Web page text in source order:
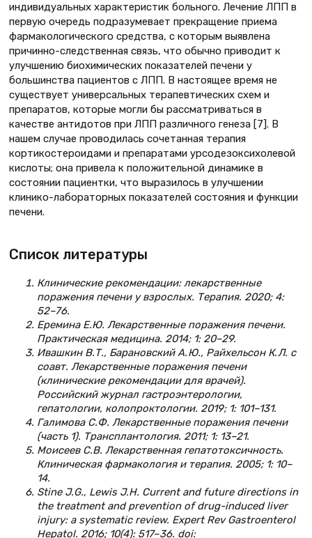
индивидуальных характеристик больного. Лечение ЛПП в
первую очередь подразумевает прекращение приема
фармакологического средства, с которым выявлена
причинно-следственная связь, что обычно приводит к
улучшению биохимических показателей печени у
большинства пациентов с ЛПП. В настоящее время не
существует универсальных терапевтических схем и
препаратов, которые могли бы рассматриваться в
качестве антидотов при ЛПП различного генеза [7]. В
нашем случае проводилась сочетанная терапия
кортикостероидами и препаратами урсодезоксихолевой
кислоты; она привела к положительной динамике в
состоянии пациентки, что выразилось в улучшении
клинико-лабораторных показателей состояния и функции
печени.
Список литературы
Клинические рекомендации: лекарственные
поражения печени у взрослых. Терапия. 2020; 4:
52–76.
Еремина Е.Ю. Лекарственные поражения печени.
Практическая медицина. 2014; 1: 20–29.
Ивашкин В.Т., Барановский А. Ю., Райхельсон К. Л. с
соавт. Лекарственные поражения печени
(клинические рекомендации для врачей).
Российский журнал гастроэнтерологии,
гепатологии, колопроктологии. 2019; 1: 101–131.
Галимова С.Ф. Лекарственные поражения печени
(часть 1). Трансплантология. 2011; 1: 13–21.
Моисеев С.В. Лекарственная гепатотоксичность.
Клиническая фармакология и терапия. 2005; 1: 10–
14.
Stine J.G., Lewis J.H. Current and future directions in
the treatment and prevention of drug-induced liver
injury: a systematic review. Expert Rev Gastroenterol
Hepatol. 2016; 10(4): 517–36. doi: